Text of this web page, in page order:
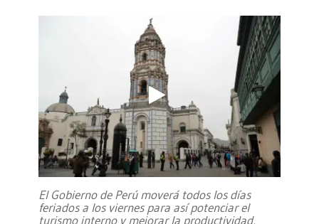
El Gobierno de Perú moverá todos los días
feriados a los viernes para así potenciar el
turismo interno y mejorar la productividad,